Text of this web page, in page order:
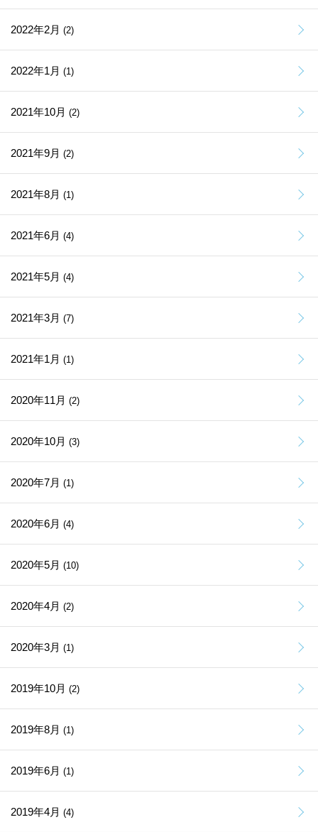
2022年2月 (2)
2022年1月 (1)
2021年10月 (2)
2021年9月 (2)
2021年8月 (1)
2021年6月 (4)
2021年5月 (4)
2021年3月 (7)
2021年1月 (1)
2020年11月 (2)
2020年10月 (3)
2020年7月 (1)
2020年6月 (4)
2020年5月 (10)
2020年4月 (2)
2020年3月 (1)
2019年10月 (2)
2019年8月 (1)
2019年6月 (1)
2019年4月 (4)